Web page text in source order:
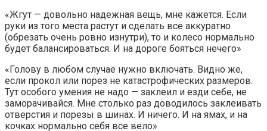
«Жгут — довольно надежная вещь, мне кажется. Если
руки из того места растут и сделать все аккуратно
(обрезать очень ровно изнутри), то и колесо нормально
будет балансироваться. И на дороге бояться нечего»
«Голову в любом случае нужно включать. Видно же,
если прокол или порез не катастрофических размеров.
Тут особого умения не надо — заклеил и езди себе, не
заморачивайся. Мне столько раз доводилось заклеивать
отверстия и порезы в шинах. И ничего. И на ямах, и на
кочках нормально себя все вело»